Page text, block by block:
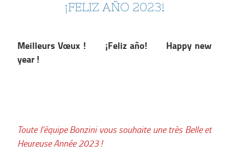
¡FELIZ AÑO 2023!
Meilleurs Vœux ! ¡Feliz año! Happy new
year !
Toute l’équipe Bonzini vous souhaite une très Belle et
Heureuse Année 2023 !